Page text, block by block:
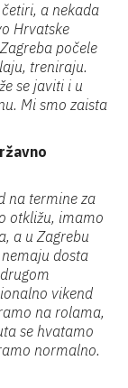
a nekada
Hrvatske
počele
treniraju.
se javiti i u
Mi smo zaista
na termine za
otkližu, imamo
a u Zagrebu
dosta
vikend
na rolama,
se hvatamo
normalno.